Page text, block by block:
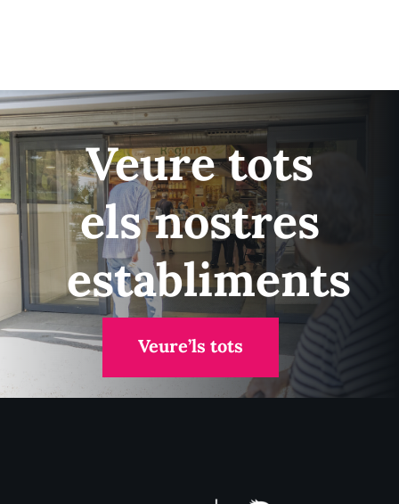
Veure tots
els nostres
establiments
Veure’ls tots